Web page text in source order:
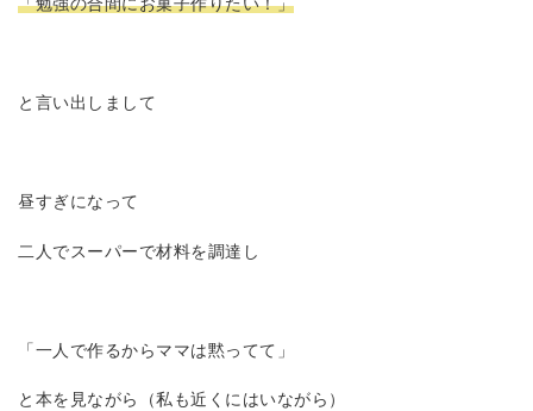
「勉強の合間にお菓子作りたい！」
と言い出しまして
昼すぎになって
二人でスーパーで材料を調達し
「一人で作るからママは黙ってて」
と本を見ながら（私も近くにはいながら）